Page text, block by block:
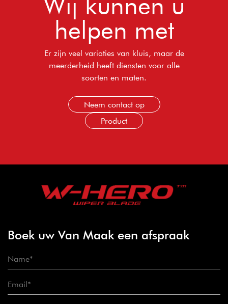
helpen met
Er zijn veel variaties van kluis, maar de
meerderheid heeft diensten voor alle
soorten en maten.
Neem contact op
Product
Boek uw Van Maak een afspraak